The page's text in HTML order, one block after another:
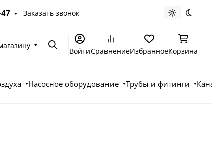
Заказать звонок Светлая
ПоискВойтиСравнениеИзбранноеКорзина
Насосное оборудование Трубы и фитинги